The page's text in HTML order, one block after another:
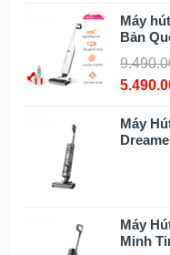
cần thao tác
tập trung
máy.
Đèn chiếu
bẩn siêu
Để giải quyết triệt
khó nhìn thấy,
chiếu ánh sáng
Máy
Bản
Máy
Máy
Minh